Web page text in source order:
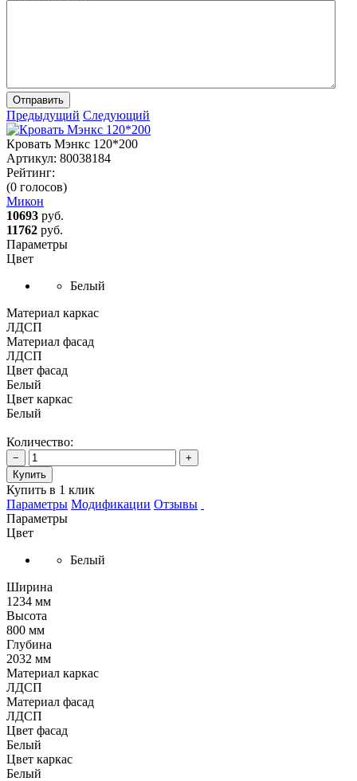
Отправить
Предыдущий Следующий
Кровать Мэнкс 120*200
Артикул: 80038184
Рейтинг:
(0 голосов)
Микон
10693 руб.
11762 руб.
Параметры
Цвет
Белый
Материал каркас
ЛДСП
Материал фасад
ЛДСП
Цвет фасад
Белый
Цвет каркас
Белый
Количество:
−
+
Купить
Купить в 1 клик
Параметры Модификации Отзывы
Параметры
Цвет
Белый
Ширина
1234 мм
Высота
800 мм
Глубина
2032 мм
Материал каркас
ЛДСП
Материал фасад
ЛДСП
Цвет фасад
Белый
Цвет каркас
Белый